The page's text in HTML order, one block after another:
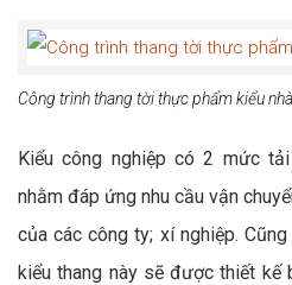
Công trình thang tời thực phẩm kiểu
Kiểu công nghiệp có 2 mức
nhằm đáp ứng nhu cầu vận
của các công ty; xí nghiệp.
kiểu thang này sẽ được thiết kế